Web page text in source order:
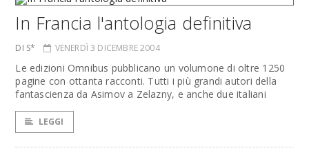
In Francia l'antologia definitiva
DI S* VENERDÌ 3 DICEMBRE 2004
Le edizioni Omnibus pubblicano un volumone di oltre 1250
pagine con ottanta racconti. Tutti i più grandi autori della
fantascienza da Asimov a Zelazny, e anche due italiani
LEGGI